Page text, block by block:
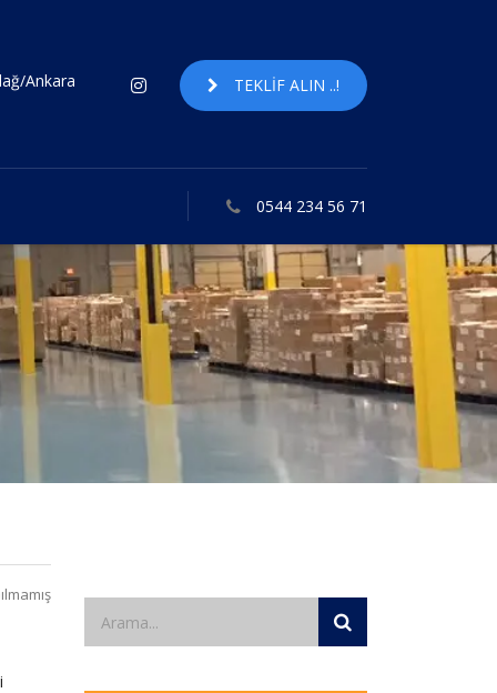
Ankara TEKLIF ALIN ..!
0544 234 56 71